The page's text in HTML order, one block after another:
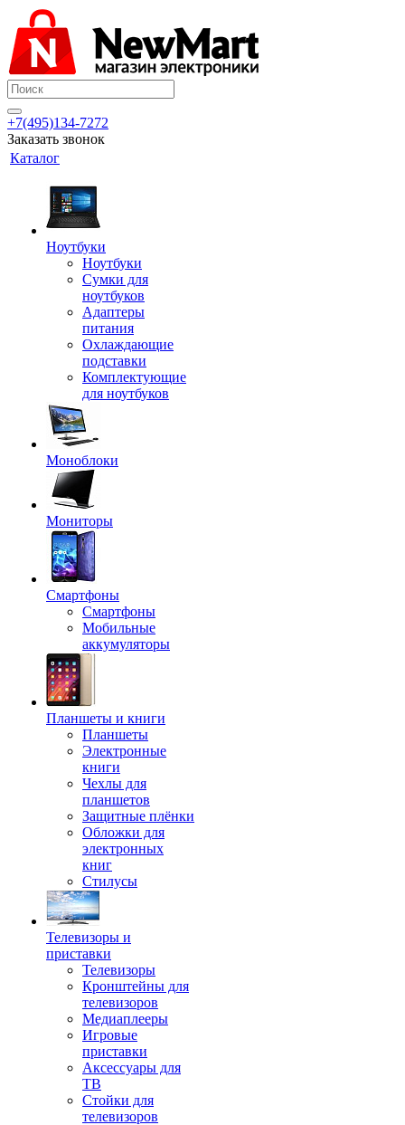
+7(495)134-7272
Заказать звонок
Каталог
Ноутбуки
Ноутбуки
Сумки для
ноутбуков
Адаптеры
питания
Охлаждающие
подставки
Комплектующие
для ноутбуков
Моноблоки
Мониторы
Смартфоны
Смартфоны
Мобильные
аккумуляторы
Планшеты и книги
Планшеты
Электронные
книги
Чехлы для
планшетов
Защитные плёнки
Обложки для
электронных
книг
Стилусы
Телевизоры и
приставки
Телевизоры
Кронштейны для
телевизоров
Медиаплееры
Игровые
приставки
Аксессуары для
ТВ
Стойки для
телевизоров